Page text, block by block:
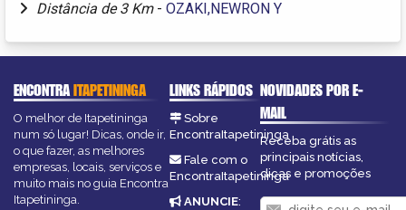
Distância de 3 Km - OZAKI,NEWRON Y
ENCONTRAITAPETININGA
O melhor de Itapetininga
num só lugar! Dicas, onde ir,
o que fazer, as melhores
empresas, locais, serviços e
muito mais no guia Encontra
Itapetininga.
LINKS RÁPIDOS
Sobre
EncontraItapetininga
Fale com o
EncontraItapetininga
ANUNCIE:
NOVIDADES POR E-
MAIL
Receba grátis as
principais notícias,
dicas e promoções